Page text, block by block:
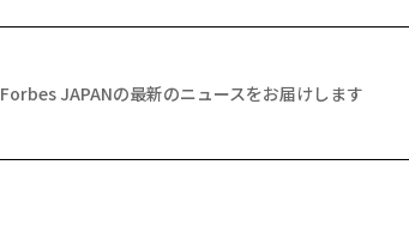
Forbes JAPANの最新のニュースをお届けします